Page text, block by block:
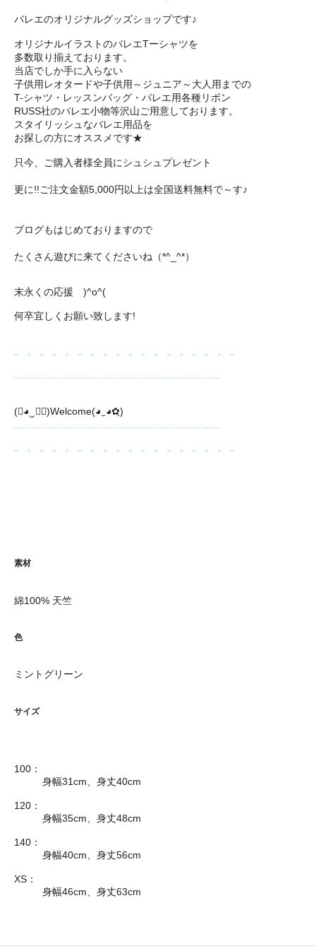
バレエのオリジナルグッズショップです♪
オリジナルイラストのバレエTーシャツを
多数取り揃えております。
当店でしか手に入らない
子供用レオタードや子供用～ジュニア～大人用までの
T-シャツ・レッスンバッグ・バレエ用各種リボン
RUSS社のバレエ小物等沢山ご用意しております。
スタイリッシュなバレエ用品を
お探しの方にオススメです★
只今、ご購入者様全員にシュシュプレゼント
更に!!ご注文金額5,000円以上は全国送料無料で～す♪
ブログもはじめておりますので
たくさん遊びに来てくださいね（*^_^*）
末永くの応援 )^o^(
何卒宜しくお願い致します!
。 。 。 。 。 。 。 。 。 。 。 。 。 。 。 。 。 。
(❀◕‿◕ฺ)Welcome(◕‿◕✿ฺ)
。 。 。 。 。 。 。 。 。 。 。 。 。 。 。 。 。 。
素材
綿100% 天竺
色
ミントグリーン
サイズ
100：
身幅31cm、身丈40cm
120：
身幅35cm、身丈48cm
140：
身幅40cm、身丈56cm
XS：
身幅46cm、身丈63cm